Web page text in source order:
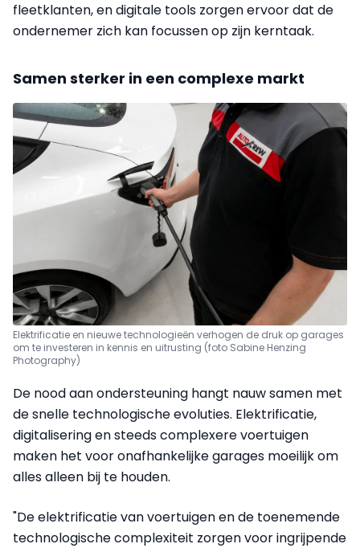
fleetklanten, en digitale tools zorgen ervoor dat de
ondernemer zich kan focussen op zijn kerntaak.
Samen sterker in een complexe markt
Elektrificatie en nieuwe technologieën verhogen de druk op garages
om te investeren in kennis en uitrusting (foto Sabine Henzing
Photography)
De nood aan ondersteuning hangt nauw samen met
de snelle technologische evoluties. Elektrificatie,
digitalisering en steeds complexere voertuigen
maken het voor onafhankelijke garages moeilijk om
alles alleen bij te houden.
"De elektrificatie van voertuigen en de toenemende
technologische complexiteit zorgen voor ingrijpende